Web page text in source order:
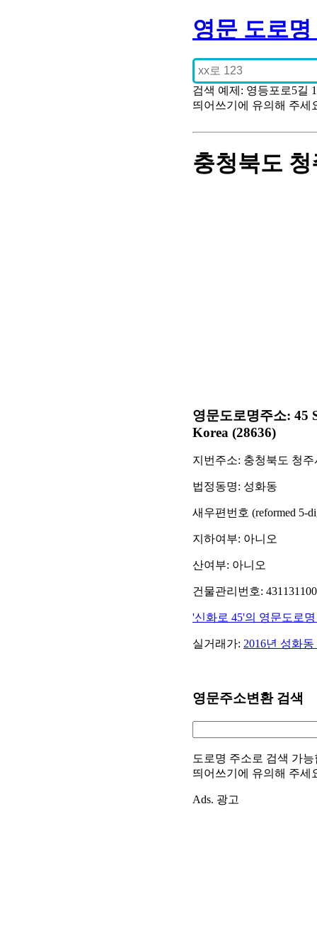
영문 도로
검색 예제: 영등포로5길
띄어쓰기에 유의해 주세
충청북도
영문도로명주소: 45
Korea (28636)
지번주소: 충청북도 청
법정동명: 성화동
새우편번호 (reformed 5-
지하여부: 아니오
산여부: 아니오
건물관리번호:
'신화로 45'의 영문도로
실거래가: 2016년 성화
영문주소변환 검색
도로명 주소로 검색 가
띄어쓰기에 유의해 주세
Ads. 광고